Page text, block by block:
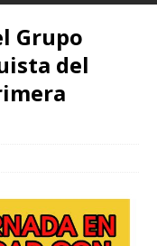
Grupo
del